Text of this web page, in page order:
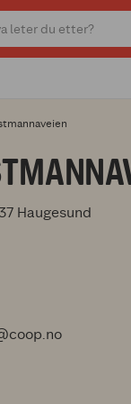
Haugesund